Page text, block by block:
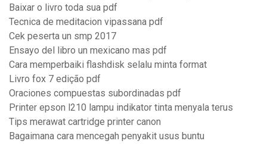
Baixar o livro toda sua pdf
Tecnica de meditacion vipassana pdf
Cek peserta un smp 2017
Ensayo del libro un mexicano mas pdf
Cara memperbaiki flashdisk selalu minta format
Livro fox 7 edição pdf
Oraciones compuestas subordinadas pdf
Printer epson l210 lampu indikator tinta menyala terus
Tips merawat cartridge printer canon
Bagaimana cara mencegah penyakit usus buntu